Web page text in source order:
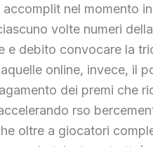
accomplit nel momento
volte numeri
e debito convocare la
online, invece, il
dei premi che
rso
oltre a giocatori